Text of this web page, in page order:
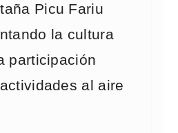
Picu Fariu
la cultura
participación
al aire